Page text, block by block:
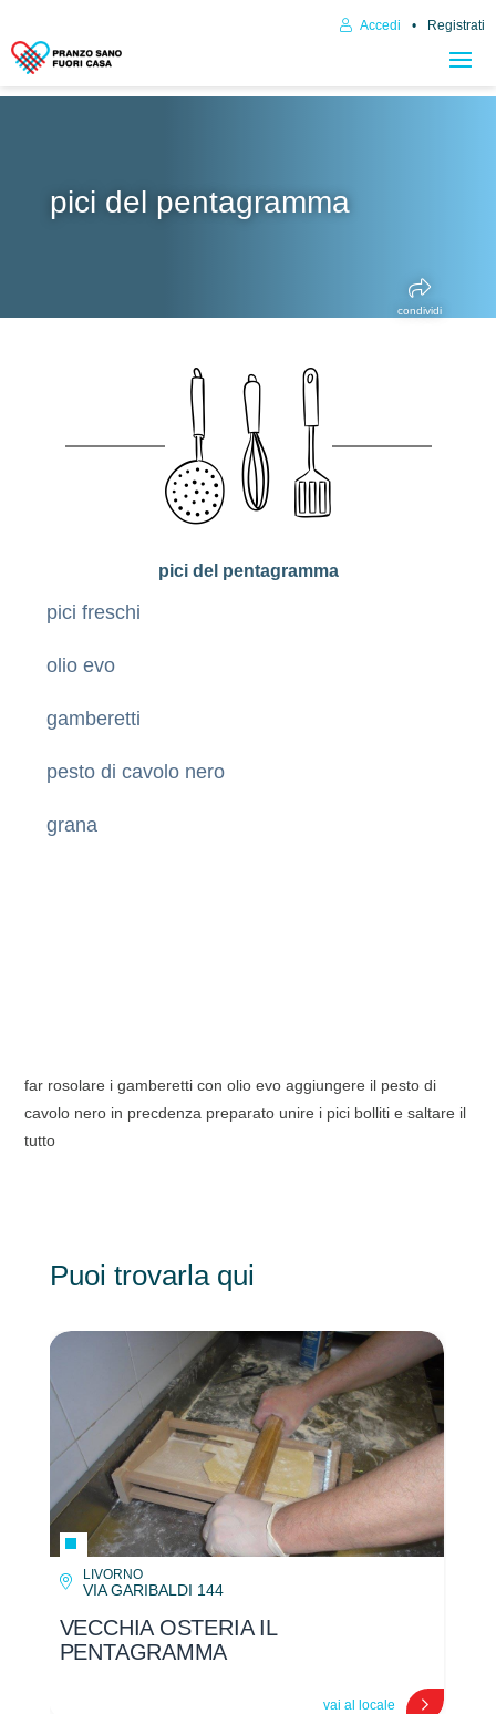
Accedi Registrati
pici del pentagramma
condividi
far rosolare i gamberetti con olio evo aggiungere il pesto di
cavolo nero in precdenza preparato unire i pici bolliti e saltare il
tutto
pici del pentagramma
pici freschi
olio evo
gamberetti
pesto di cavolo nero
grana
Puoi trovarla qui
LIVORNO
VIA GARIBALDI 144
VECCHIA OSTERIA IL
PENTAGRAMMA
vai al locale